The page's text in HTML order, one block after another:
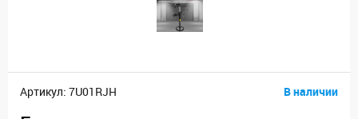
Артикул: 7U01RJH В наличии